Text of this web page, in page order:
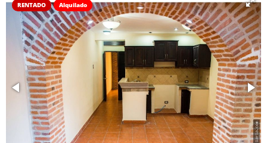
RENTADO Alquilado